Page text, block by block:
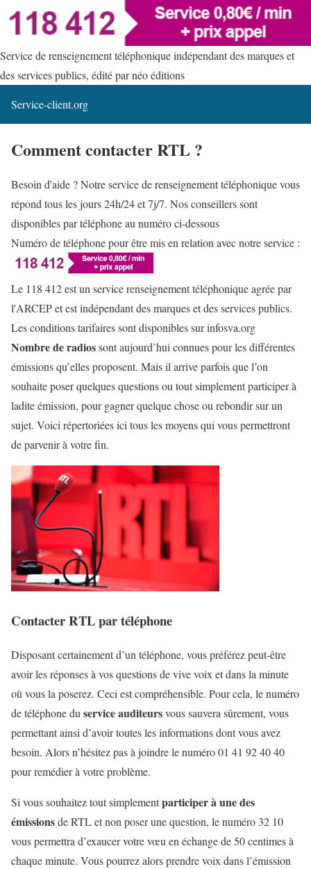
Service de renseignement téléphonique indépendant des marques et
des services publics, édité par néo éditions
Service-client.org
Comment contacter RTL ?
Besoin d'aide ? Notre service de renseignement téléphonique vous
répond tous les jours 24h/24 et 7j/7. Nos conseillers sont
disponibles par téléphone au numéro ci-dessous
Numéro de téléphone pour être mis en relation avec notre service :
Le 118 412 est un service renseignement téléphonique agrée par
l'ARCEP et est indépendant des marques et des services publics.
Les conditions tarifaires sont disponibles sur infosva.org
Nombre de radiossont aujourd’hui connues pour les différentes
émissions qu’elles proposent. Mais il arrive parfois que l’on
souhaite poser quelques questions ou tout simplement participer à
ladite émission, pour gagner quelque chose ou rebondir sur un
sujet. Voici répertoriées ici tous les moyens qui vous permettront
de parvenir à votre fin.
Contacter RTL par téléphone
Disposant certainement d’un téléphone, vous préférez peut-être
avoir les réponses à vos questions de vive voix et dans la minute
où vous la poserez. Ceci est compréhensible. Pour cela, le numéro
de téléphone du service auditeursvous sauvera sûrement, vous
permettant ainsi d’avoir toutes les informations dont vous avez
besoin. Alors n’hésitez pas à joindre le numéro 01 41 92 40 40
pour remédier à votre problème.
Si vous souhaitez tout simplementparticiper à une des
émissionsde RTL et non poser une question, le numéro 32 10
vous permettra d’exaucer votre vœu en échange de 50 centimes à
chaque minute. Vous pourrez alors prendre voix dans l’émission